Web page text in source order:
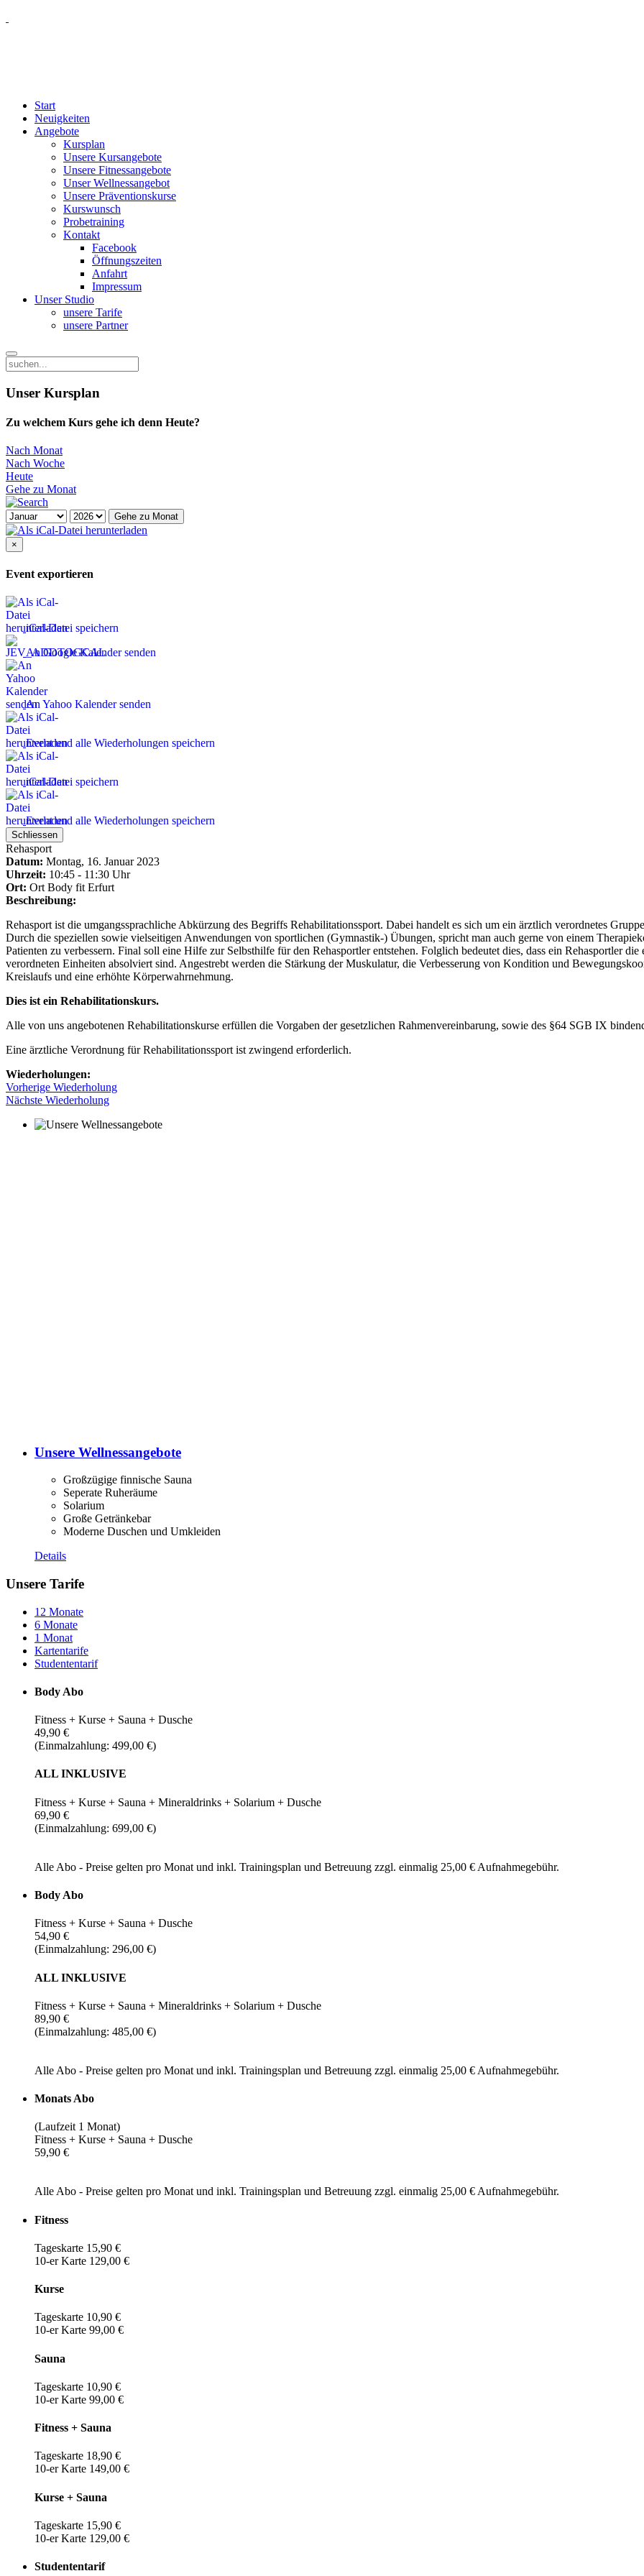
Start
Neuigkeiten
Angebote
Kursplan
Unsere Kursangebote
Unsere Fitnessangebote
Unser Wellnessangebot
Unsere Präventionskurse
Kurswunsch
Probetraining
Kontakt
Facebook
Öffnungszeiten
Anfahrt
Impressum
Unser Studio
unsere Tarife
unsere Partner
Unser Kursplan
Zu welchem Kurs gehe ich denn Heute?
Nach Monat
Nach Woche
Heute
Gehe zu Monat
Gehe zu Monat
×
Event exportieren
iCal-Datei speichern
An Google Kalender senden
An Yahoo Kalender senden
Event und alle Wiederholungen speichern
iCal-Datei speichern
Event und alle Wiederholungen speichern
Schliessen
Rehasport
Datum: Montag, 16. Januar 2023
Uhrzeit: 10:45 - 11:30 Uhr
Ort: Ort Body fit Erfurt
Beschreibung:
Rehasport ist die umgangssprachliche Abkürzung des Begriffs Rehabilitationssport. Dabei handelt es sich um ein ärztlich verordnetes
Durch die speziellen sowie vielseitigen Anwendungen von sportlichen (Gymnastik-) Übungen, spricht man auch gerne von einem
Patienten zu verbessern. Final soll eine Hilfe zur Selbsthilfe für den Rehasportler entstehen. Folglich bedeutet dies, dass ein Rehasportler
verordneten Einheiten absolviert sind. Angestrebt werden die Stärkung der Muskulatur, die Verbesserung von Kondition und
Kreislaufs und eine erhöhte Körperwahrnehmung.
Dies ist ein Rehabilitationskurs.
Alle von uns angebotenen Rehabilitationskurse erfüllen die Vorgaben der gesetzlichen Rahmenvereinbarung, sowie des §64 SGB IX
Eine ärztliche Verordnung für Rehabilitationssport ist zwingend erforderlich.
Wiederholungen:
Vorherige Wiederholung
Nächste Wiederholung
Unsere Wellnessangebote
Großzügige finnische Sauna
Seperate Ruheräume
Solarium
Große Getränkebar
Moderne Duschen und Umkleiden
Details
Unsere Tarife
12 Monate
6 Monate
1 Monat
Kartentarife
Studententarif
Body Abo
Fitness + Kurse + Sauna + Dusche
49,90 €
(Einmalzahlung: 499,00 €)
ALL INKLUSIVE
Fitness + Kurse + Sauna + Mineraldrinks + Solarium + Dusche
69,90 €
(Einmalzahlung: 699,00 €)
Alle Abo - Preise gelten pro Monat und inkl. Trainingsplan und Betreuung zzgl. einmalig 25,00 € Aufnahmegebühr.
Body Abo
Fitness + Kurse + Sauna + Dusche
54,90 €
(Einmalzahlung: 296,00 €)
ALL INKLUSIVE
Fitness + Kurse + Sauna + Mineraldrinks + Solarium + Dusche
89,90 €
(Einmalzahlung: 485,00 €)
Alle Abo - Preise gelten pro Monat und inkl. Trainingsplan und Betreuung zzgl. einmalig 25,00 € Aufnahmegebühr.
Monats Abo
(Laufzeit 1 Monat)
Fitness + Kurse + Sauna + Dusche
59,90 €
Alle Abo - Preise gelten pro Monat und inkl. Trainingsplan und Betreuung zzgl. einmalig 25,00 € Aufnahmegebühr.
Fitness
Tageskarte 15,90 €
10-er Karte 129,00 €
Kurse
Tageskarte 10,90 €
10-er Karte 99,00 €
Sauna
Tageskarte 10,90 €
10-er Karte 99,00 €
Fitness + Sauna
Tageskarte 18,90 €
10-er Karte 149,00 €
Kurse + Sauna
Tageskarte 15,90 €
10-er Karte 129,00 €
Studententarif